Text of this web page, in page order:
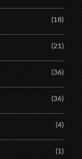
(18)
(21)
(36)
(36)
(4)
(1)